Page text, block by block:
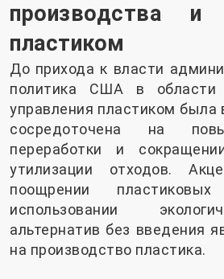
производства и
пластиком
До прихода к власти
политика США в области
управления пластиком была
сосредоточена на
переработки и
утилизации отходов.
поощрении
использовании
альтернатив без введения
на производство пластика.